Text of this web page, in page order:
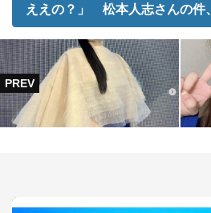
ええの？」 松本人志さんの件